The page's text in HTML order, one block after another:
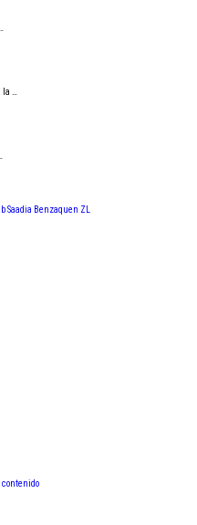
…
Saadia Benzaquen ZL
contenido